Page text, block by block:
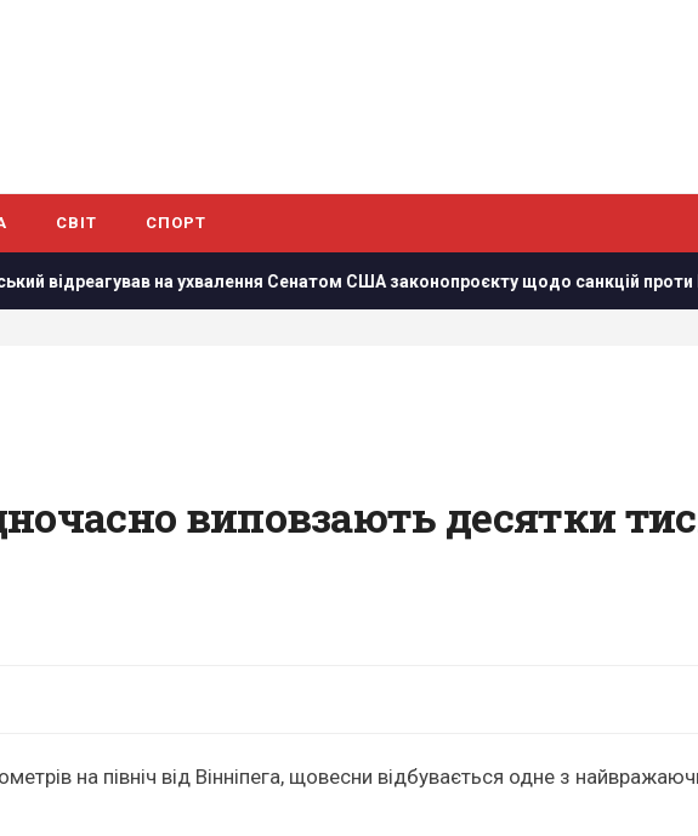
СВІТ СПОРТ
на ухвалення Сенатом США законопроєкту щодо санкцій проти РФ
виповзають десятки
на північ від Вінніпега, щовесни відбувається одне з